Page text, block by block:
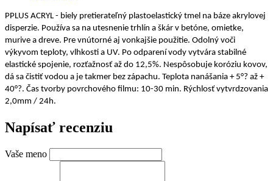
PPLUS ACRYL - biely pretierateľný plastoelastický tmel na báze akrylovej
disperzie. Používa sa na utesnenie trhlín a škár v betóne, omietke,
murive a dreve. Pre vnútorné aj vonkajšie použitie. Odolný voči
výkyvom teploty, vlhkosti a UV. Po odparení vody vytvára stabilné
elastické spojenie, rozťažnosť až do 12,5%. Nespôsobuje koróziu kovov,
dá sa čistiť vodou a je takmer bez zápachu. Teplota nanášania + 5°? až +
40°?. Čas tvorby povrchového filmu: 10-30 min. Rýchlosť vytvrdzovania
2,0mm / 24h.
Napísať recenziu
Vaše meno